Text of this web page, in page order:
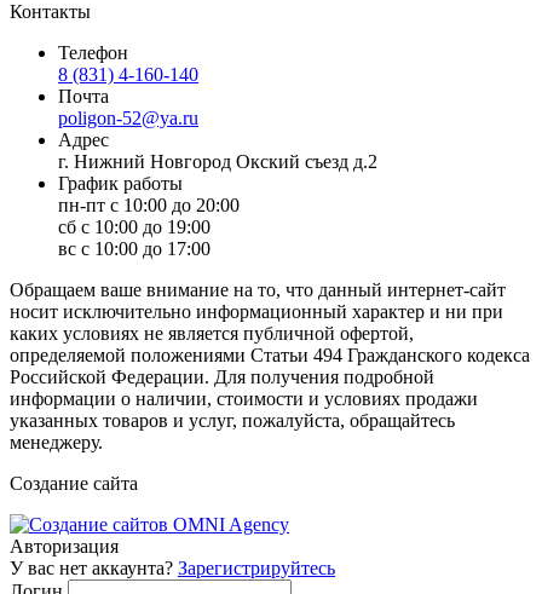
Контакты
Телефон
8 (831) 4-160-140
Почта
poligon-52@ya.ru
Адрес
г. Нижний Новгород Окский съезд д.2
График работы
пн-пт с 10:00 до 20:00
сб с 10:00 до 19:00
вс с 10:00 до 17:00
Обращаем ваше внимание на то, что данный интернет-сайт
носит исключительно информационный характер и ни при
каких условиях не является публичной офертой,
определяемой положениями Статьи 494 Гражданского кодекса
Российской Федерации. Для получения подробной
информации о наличии, стоимости и условиях продажи
указанных товаров и услуг, пожалуйста, обращайтесь
менеджеру.
Создание сайта
Авторизация
У вас нет аккаунта? Зарегистрируйтесь